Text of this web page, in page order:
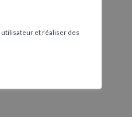
utilisateur et réaliser des